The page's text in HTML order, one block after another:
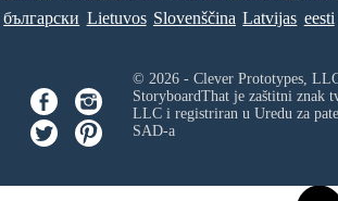
български Lietuvos Slovenščina Latvijas eesti
© 2026 - Clever Prototypes,
StoryboardThat je zaštitni znak
LLCi registriran u Uredu za
SAD-a